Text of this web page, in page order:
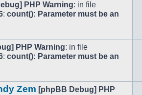
PHP Warning: in file
: count(): Parameter must be an
PHP Warning: in file
: count(): Parameter must be an
Zem [phpBB Debug] PHP